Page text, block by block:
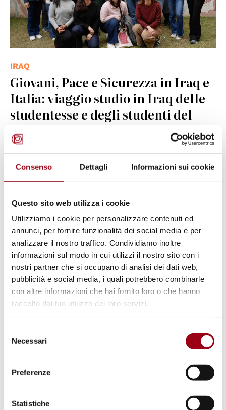
Consenso Dettagli Informazioni sui cookie
Questo sito web utilizza i cookie
Utilizziamo i cookie per personalizzare contenuti ed
annunci, per fornire funzionalità dei social media e per
analizzare il nostro traffico. Condividiamo inoltre
informazioni sul modo in cui utilizzi il nostro sito con i
nostri partner che si occupano di analisi dei dati web,
pubblicità e social media, i quali potrebbero combinarle
con altre informazioni che hai fornito loro o che hanno
raccolto dal tuo utilizzo dei loro servizi.
delNecessari
Preferenze
Statistiche
IRAQ
Giovani, Pace e Sicurezza in Iraq e
Italia: viaggio studio in Iraq delle
studentesse e degli studenti del
corso di laurea in Human Rights
and Multilevel Governance, 16-26
febbraio 2026
Servizio Civile al Centro Diritti
Umani? Aperto il bando per il